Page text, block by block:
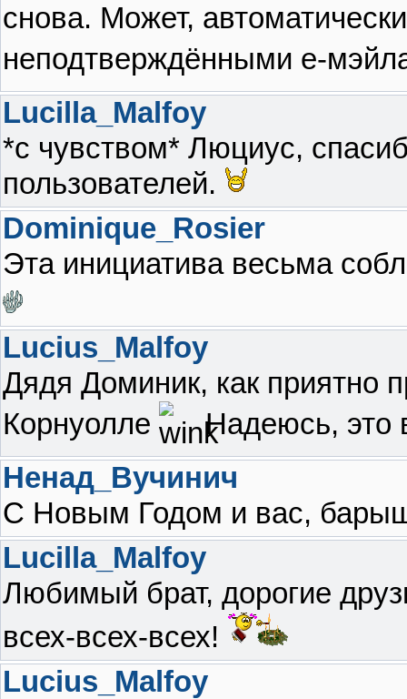
снова. Может,
неподтверждёнными е-
Lucilla_Malfoy
*с чувством* Люциус,
пользователей.
Dominique_Rosier
Эта инициатива весьма
Lucius_Malfoy
Дядя Доминик, как приятно
Корнуолле
Надеюсь, это
Ненад_Вучинич
С Новым Годом и вас,
Lucilla_Malfoy
Любимый брат, дорогие
всех-всех-всех!
Lucius_Malfoy